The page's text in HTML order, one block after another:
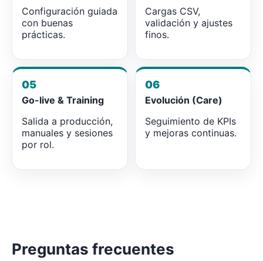
Configuración guiada
con buenas
prácticas.
Cargas CSV,
validación y ajustes
finos.
05
Go-live & Training
Salida a producción,
manuales y sesiones
por rol.
06
Evolución (Care)
Seguimiento de KPIs
y mejoras continuas.
Preguntas frecuentes